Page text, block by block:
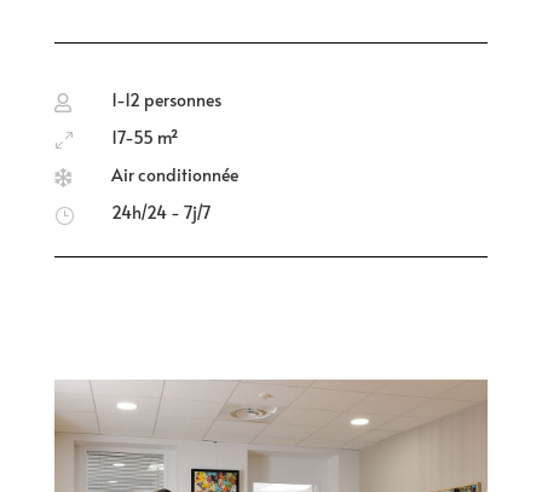
 1-12 personnes
0 17-55 m²
 Air conditionnée
} 24h/24 - 7j/7